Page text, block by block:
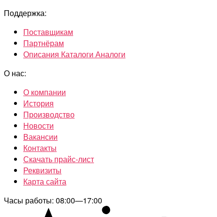
Поддержка:
Поставщикам
Партнёрам
Описания Каталоги Аналоги
О нас:
О компании
История
Производство
Новости
Вакансии
Контакты
Скачать прайс-лист
Реквизиты
Карта сайта
Часы работы: 08:00—17:00